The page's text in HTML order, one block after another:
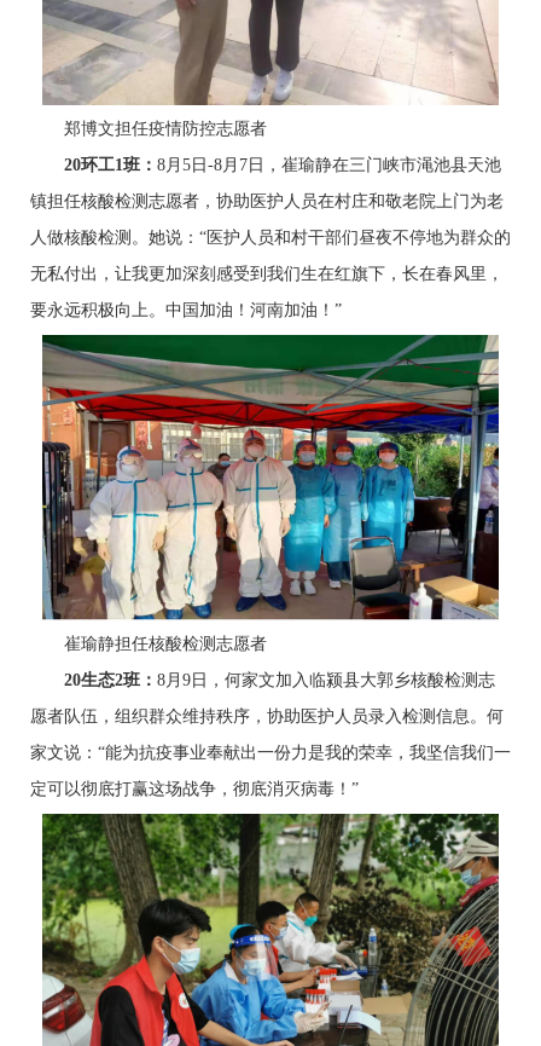
郑博文担任疫情防控志愿者
20环工1班： 8月5日-8月7日，崔瑜静在三门峡市渑池县天池
镇担任核酸检测志愿者，协助医护人员在村庄和敬老院上门为老
人做核酸检测。她说：“医护人员和村干部们昼夜不停地为群众的
无私付出，让我更加深刻感受到我们生在红旗下，长在春风里，
要永远积极向上。中国加油！河南加油！”
崔瑜静担任核酸检测志愿者
20生态2班： 8月9日，何家文加入临颍县大郭乡核酸检测志
愿者队伍，组织群众维持秩序，协助医护人员录入检测信息。何
家文说：“能为抗疫事业奉献出一份力是我的荣幸，我坚信我们一
定可以彻底打赢这场战争，彻底消灭病毒！”